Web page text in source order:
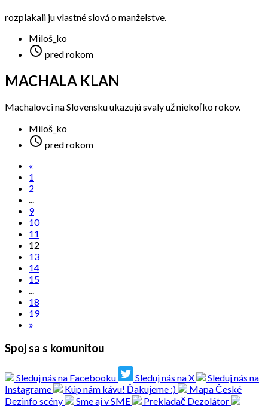
rozplakali ju vlastné slová o manželstve.
Miloš_ko
 pred rokom
MACHALA KLAN
Machalovci na Slovensku ukazujú svaly už niekoľko rokov.
Miloš_ko
 pred rokom
«
1
2
...
9
10
11
12
13
14
15
...
18
19
»
Spoj sa s komunitou
Sleduj nás na Facebooku Sleduj nás na X
Sleduj nás na
Instagrame
Kúp nám kávu! Ďakujeme :)
Mapa České
Dezinfo scény
Sme aj v SME Prekladač Dezolátor